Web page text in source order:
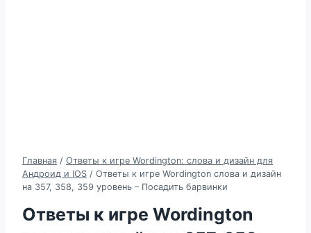
Главная / Ответы к игре Wordington: слова и дизайн для
Андроид и IOS / Ответы к игре Wordington слова и дизайн
на 357, 358, 359 уровень – Посадить барвинки
Ответы к игре Wordington